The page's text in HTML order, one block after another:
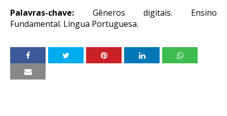
Palavras-chave: Gêneros digitais. Ensino
Fundamental. Língua Portuguesa.